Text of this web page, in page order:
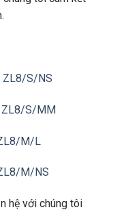
ZL8/S/NS
ZL8/S/MM
M/L
M/NS
hệ với chúng tôi